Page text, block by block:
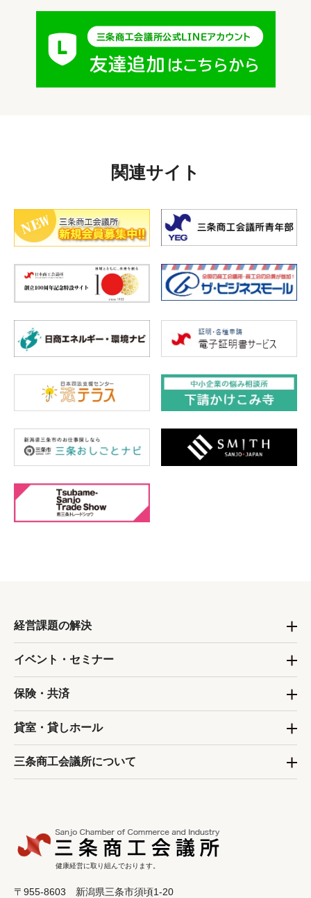
関連サイト
経営課題の解決
イベント・セミナー
保険・共済
貸室・貸しホール
三条商工会議所について
健康経営に取り組んでおります。
〒955-8603 新潟県三条市須頃1-20